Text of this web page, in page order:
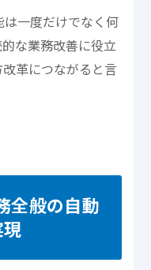
は一度だけでなく何
な業務改善に役立
革につながると言
全般の自動